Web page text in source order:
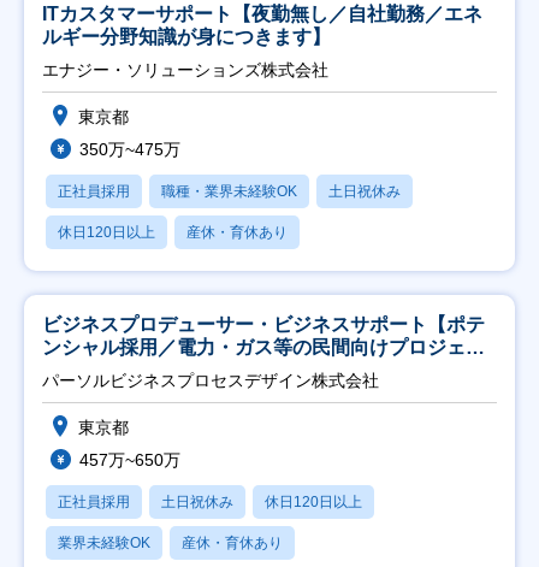
ITカスタマーサポート【夜勤無し／自社勤務／エネ
ルギー分野知識が身につきます】
エナジー・ソリューションズ株式会社
東京都
350万~475万
正社員採用 職種・業界未経験OK 土日祝休み
休日120日以上 産休・育休あり
ビジネスプロデューサー・ビジネスサポート【ポテ
ンシャル採用／電力・ガス等の民間向けプロジェク
ト推進】
パーソルビジネスプロセスデザイン株式会社
東京都
457万~650万
正社員採用 土日祝休み 休日120日以上
業界未経験OK 産休・育休あり